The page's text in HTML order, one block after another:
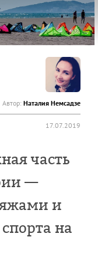
Автор: Наталия Немсадзе
17.07.2019
часть
—
и
на